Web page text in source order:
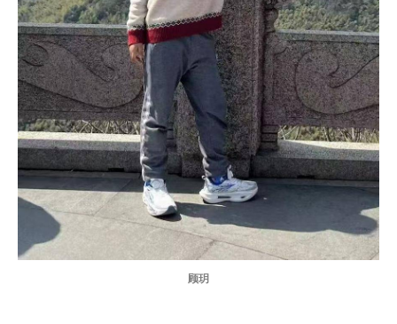
顾玥